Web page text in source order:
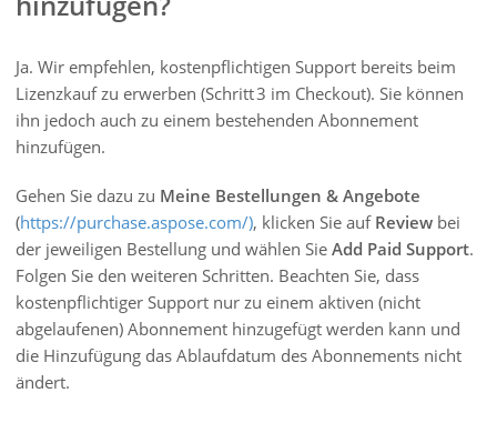
Ja. Wir empfehlen, kostenpflichtigen Support bereits beim
Lizenzkauf zu erwerben (Schritt 3 im Checkout). Sie können
ihn jedoch auch zu einem bestehenden Abonnement
hinzufügen.
Gehen Sie dazu zu Meine Bestellungen & Angebote
(https://purchase.aspose.com/), klicken Sie auf Review bei
der jeweiligen Bestellung und wählen Sie Add Paid Support.
Folgen Sie den weiteren Schritten. Beachten Sie, dass
kostenpflichtiger Support nur zu einem aktiven (nicht
abgelaufenen) Abonnement hinzugefügt werden kann und
die Hinzufügung das Ablaufdatum des Abonnements nicht
ändert.